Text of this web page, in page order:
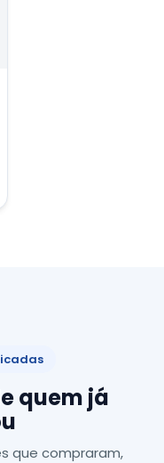
quem já
que compraram,